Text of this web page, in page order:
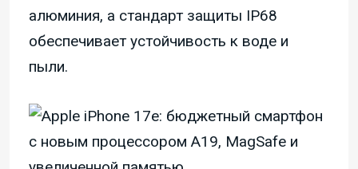
алюминия, а стандарт защиты IP68
обеспечивает устойчивость к воде и
пыли.